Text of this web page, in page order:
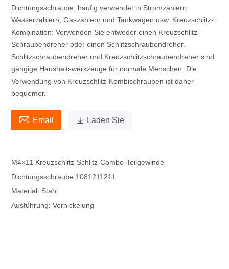
Dichtungsschraube, häufig verwendet in Stromzählern,
Wasserzählern, Gaszählern und Tankwagen usw. Kreuzschlitz-
Kombination: Verwenden Sie entweder einen Kreuzschlitz-
Schraubendreher oder einen Schlitzschraubendreher.
Schlitzschraubendreher und Kreuzschlitzschraubendreher sind
gängige Haushaltswerkzeuge für normale Menschen. Die
Verwendung von Kreuzschlitz-Kombischrauben ist daher
bequemer.
 Email  Laden Sie
M4×11 Kreuzschlitz-Schlitz-Combo-Teilgewinde-
Dichtungsschraube 1081211211
Material: Stahl
Ausführung: Vernickelung